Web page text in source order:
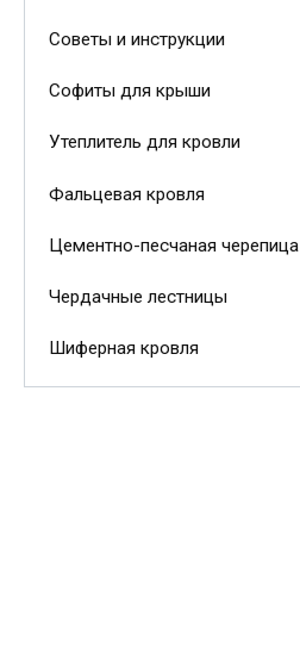
Советы и инструкции
Софиты для крыши
Утеплитель для кровли
Фальцевая кровля
Цементно-песчаная черепица
Чердачные лестницы
Шиферная кровля